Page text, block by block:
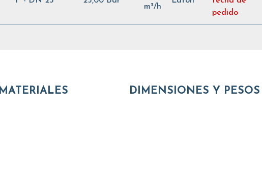
m³/h
pedido
MATERIALES DIMENSIONES Y PESOS